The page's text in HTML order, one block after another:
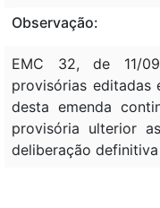
Observação:
EMC 32, de 11/
provisórias editadas
desta emenda
provisória ulterior
deliberação